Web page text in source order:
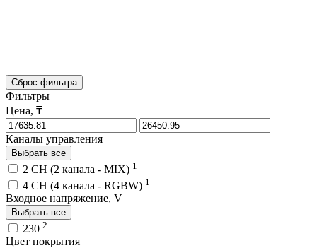
Сброс фильтра
Фильтры
Цена, ₸
Каналы управления
Выбрать все
2 CH (2 канала - MIX) 1
4 CH (4 канала - RGBW) 1
Входное напряжение, V
Выбрать все
230 2
Цвет покрытия